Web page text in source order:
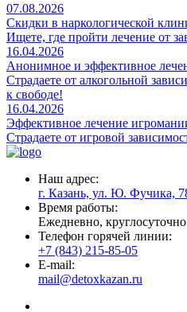
07.08.2026
Скидки в наркологической
Ищете, где пройти лечение от
16.04.2026
Анонимное и эффективное
Страдаете от алкогольной
к свободе!
16.04.2026
Эффективное лечение
Страдаете от игровой
Наш адрес:
г. Казань, ул. Ю. Фучика,
Время работы:
Ежедневно,
Телефон горячей линии:
+7 (843) 215-85-05
E-mail:
mail@detoxkazan.ru